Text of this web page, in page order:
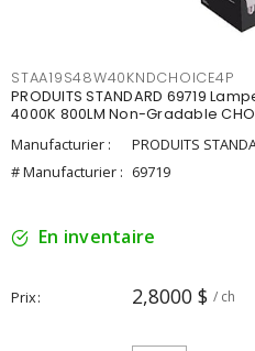
STAA19S48W40KNDCHOICE4P
PRODUITS STANDARD 69719
4000K 800LM Non-Gradable
Manufacturier :
PRODUITS
# Manufacturier : 69719
En inventaire
Prix 2,8000 $ / ch